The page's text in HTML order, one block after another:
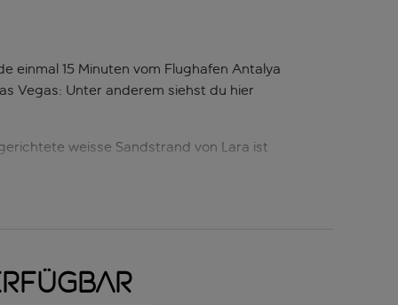
einmal 15 Minuten vom Flughafen Antalya
Vegas: Unter anderem siehst du hier
weisse Sandstrand von Lara ist